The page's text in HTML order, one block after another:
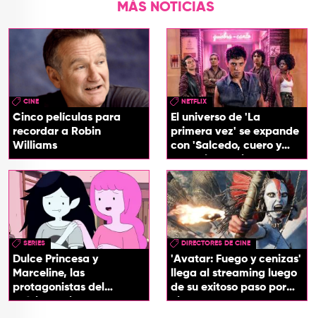
MÁS NOTICIAS
CINE
Cinco películas para
recordar a Robin
Williams
NETFLIX
El universo de 'La
primera vez' se expande
con 'Salcedo, cuero y
boogaloo', spin off
SERIES
Dulce Princesa y
Marceline, las
protagonistas del
próximo spin-off de 'Hora
DIRECTORES DE CINE
'Avatar: Fuego y cenizas'
llega al streaming luego
de su exitoso paso por
cines